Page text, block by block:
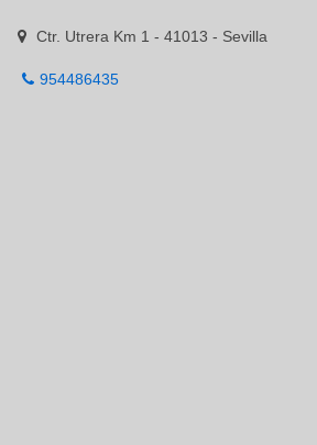
Ctr. Utrera Km 1 - 41013 - Sevilla
954486435